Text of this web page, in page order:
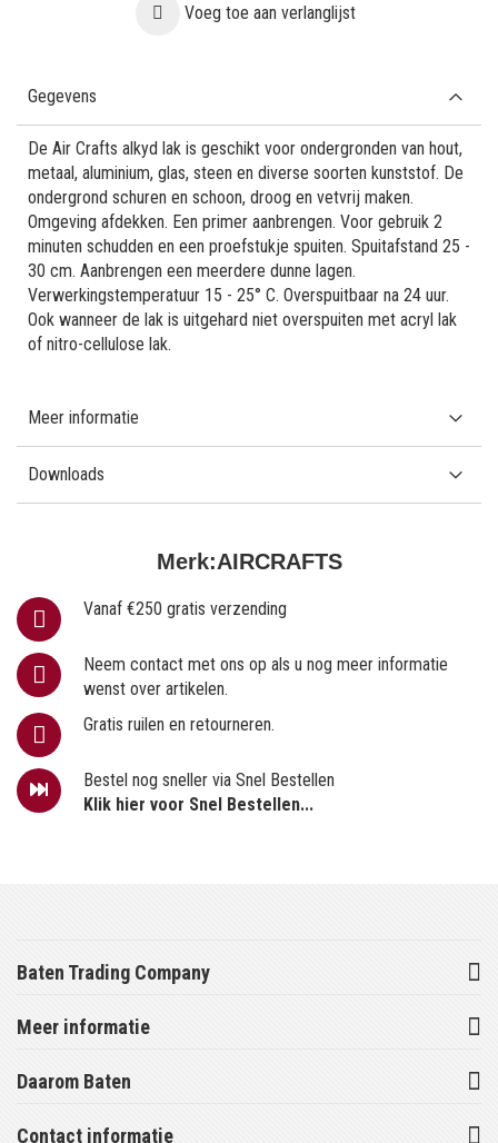
Voeg toe aan verlanglijst
Merk:AIRCRAFTS
Vanaf €250 gratis verzending
Neem contact met ons op als u nog meer informatie
wenst over artikelen.
Gratis ruilen en retourneren.
Bestel nog sneller via Snel Bestellen
Klik hier voor Snel Bestellen...
Gegevens
De Air Crafts alkyd lak is geschikt voor ondergronden van hout,
metaal, aluminium, glas, steen en diverse soorten kunststof. De
ondergrond schuren en schoon, droog en vetvrij maken.
Omgeving afdekken. Een primer aanbrengen. Voor gebruik 2
minuten schudden en een proefstukje spuiten. Spuitafstand 25 -
30 cm. Aanbrengen een meerdere dunne lagen.
Verwerkingstemperatuur 15 - 25° C. Overspuitbaar na 24 uur.
Ook wanneer de lak is uitgehard niet overspuiten met acryl lak
of nitro-cellulose lak.
Meer informatie
Downloads
Baten Trading Company
Meer informatie
Daarom Baten
Contact informatie